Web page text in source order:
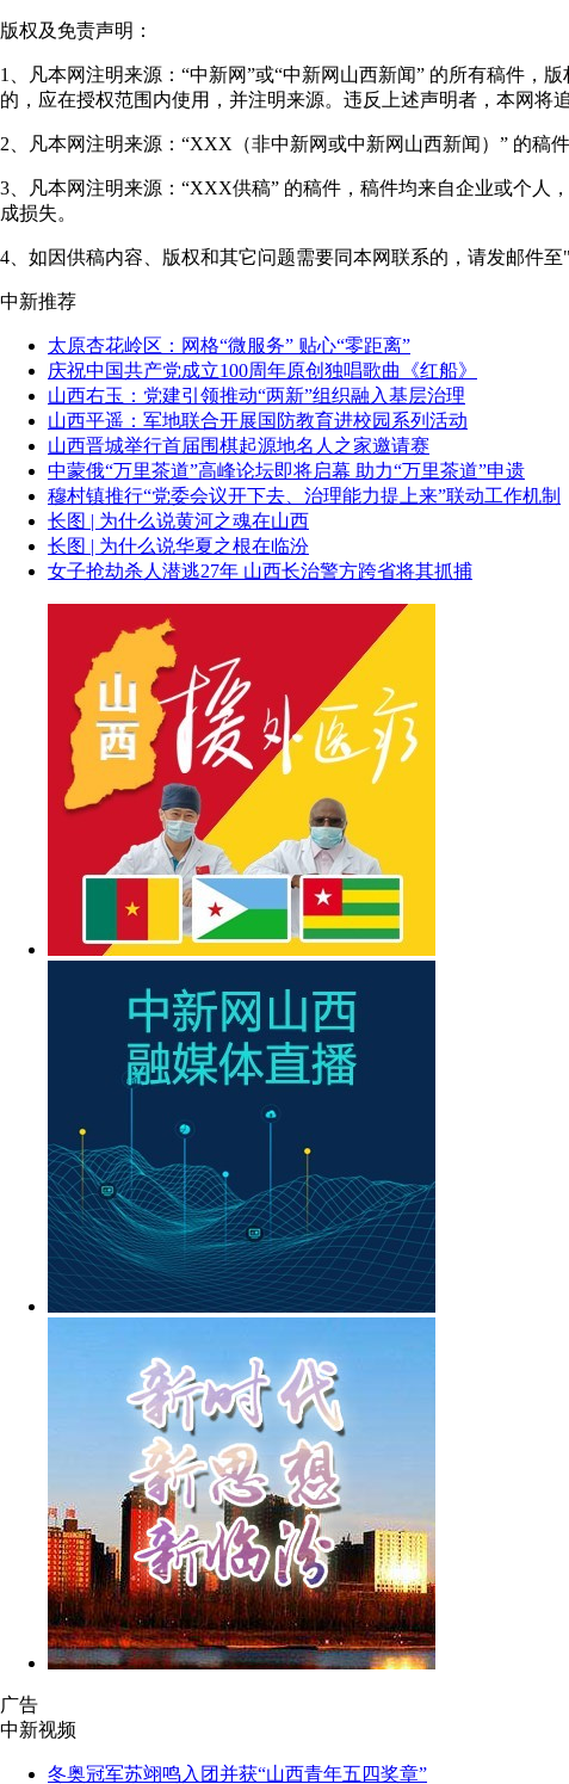
版权及免责声明：
1、凡本网注明来源：“中新网”或“中新网山西新闻” 的所有稿件，
的，应在授权范围内使用，并注明来源。违反上述声明者，本网将
2、凡本网注明来源：“XXX（非中新网或中新网山西新闻）” 的稿
3、凡本网注明来源：“XXX供稿” 的稿件，稿件均来自企业或个人
成损失。
4、如因供稿内容、版权和其它问题需要同本网联系的，请发邮件至
中新推荐
太原杏花岭区：网格“微服务” 贴心“零距离”
庆祝中国共产党成立100周年原创独唱歌曲《红船》
山西右玉：党建引领推动“两新”组织融入基层治理
山西平遥：军地联合开展国防教育进校园系列活动
山西晋城举行首届围棋起源地名人之家邀请赛
中蒙俄“万里茶道”高峰论坛即将启幕 助力“万里茶道”申遗
穆村镇推行“党委会议开下去、治理能力提上来”联动工作机制
长图 | 为什么说黄河之魂在山西
长图 | 为什么说华夏之根在临汾
女子抢劫杀人潜逃27年 山西长治警方跨省将其抓捕
广告
中新视频
冬奥冠军苏翊鸣入团并获“山西青年五四奖章”